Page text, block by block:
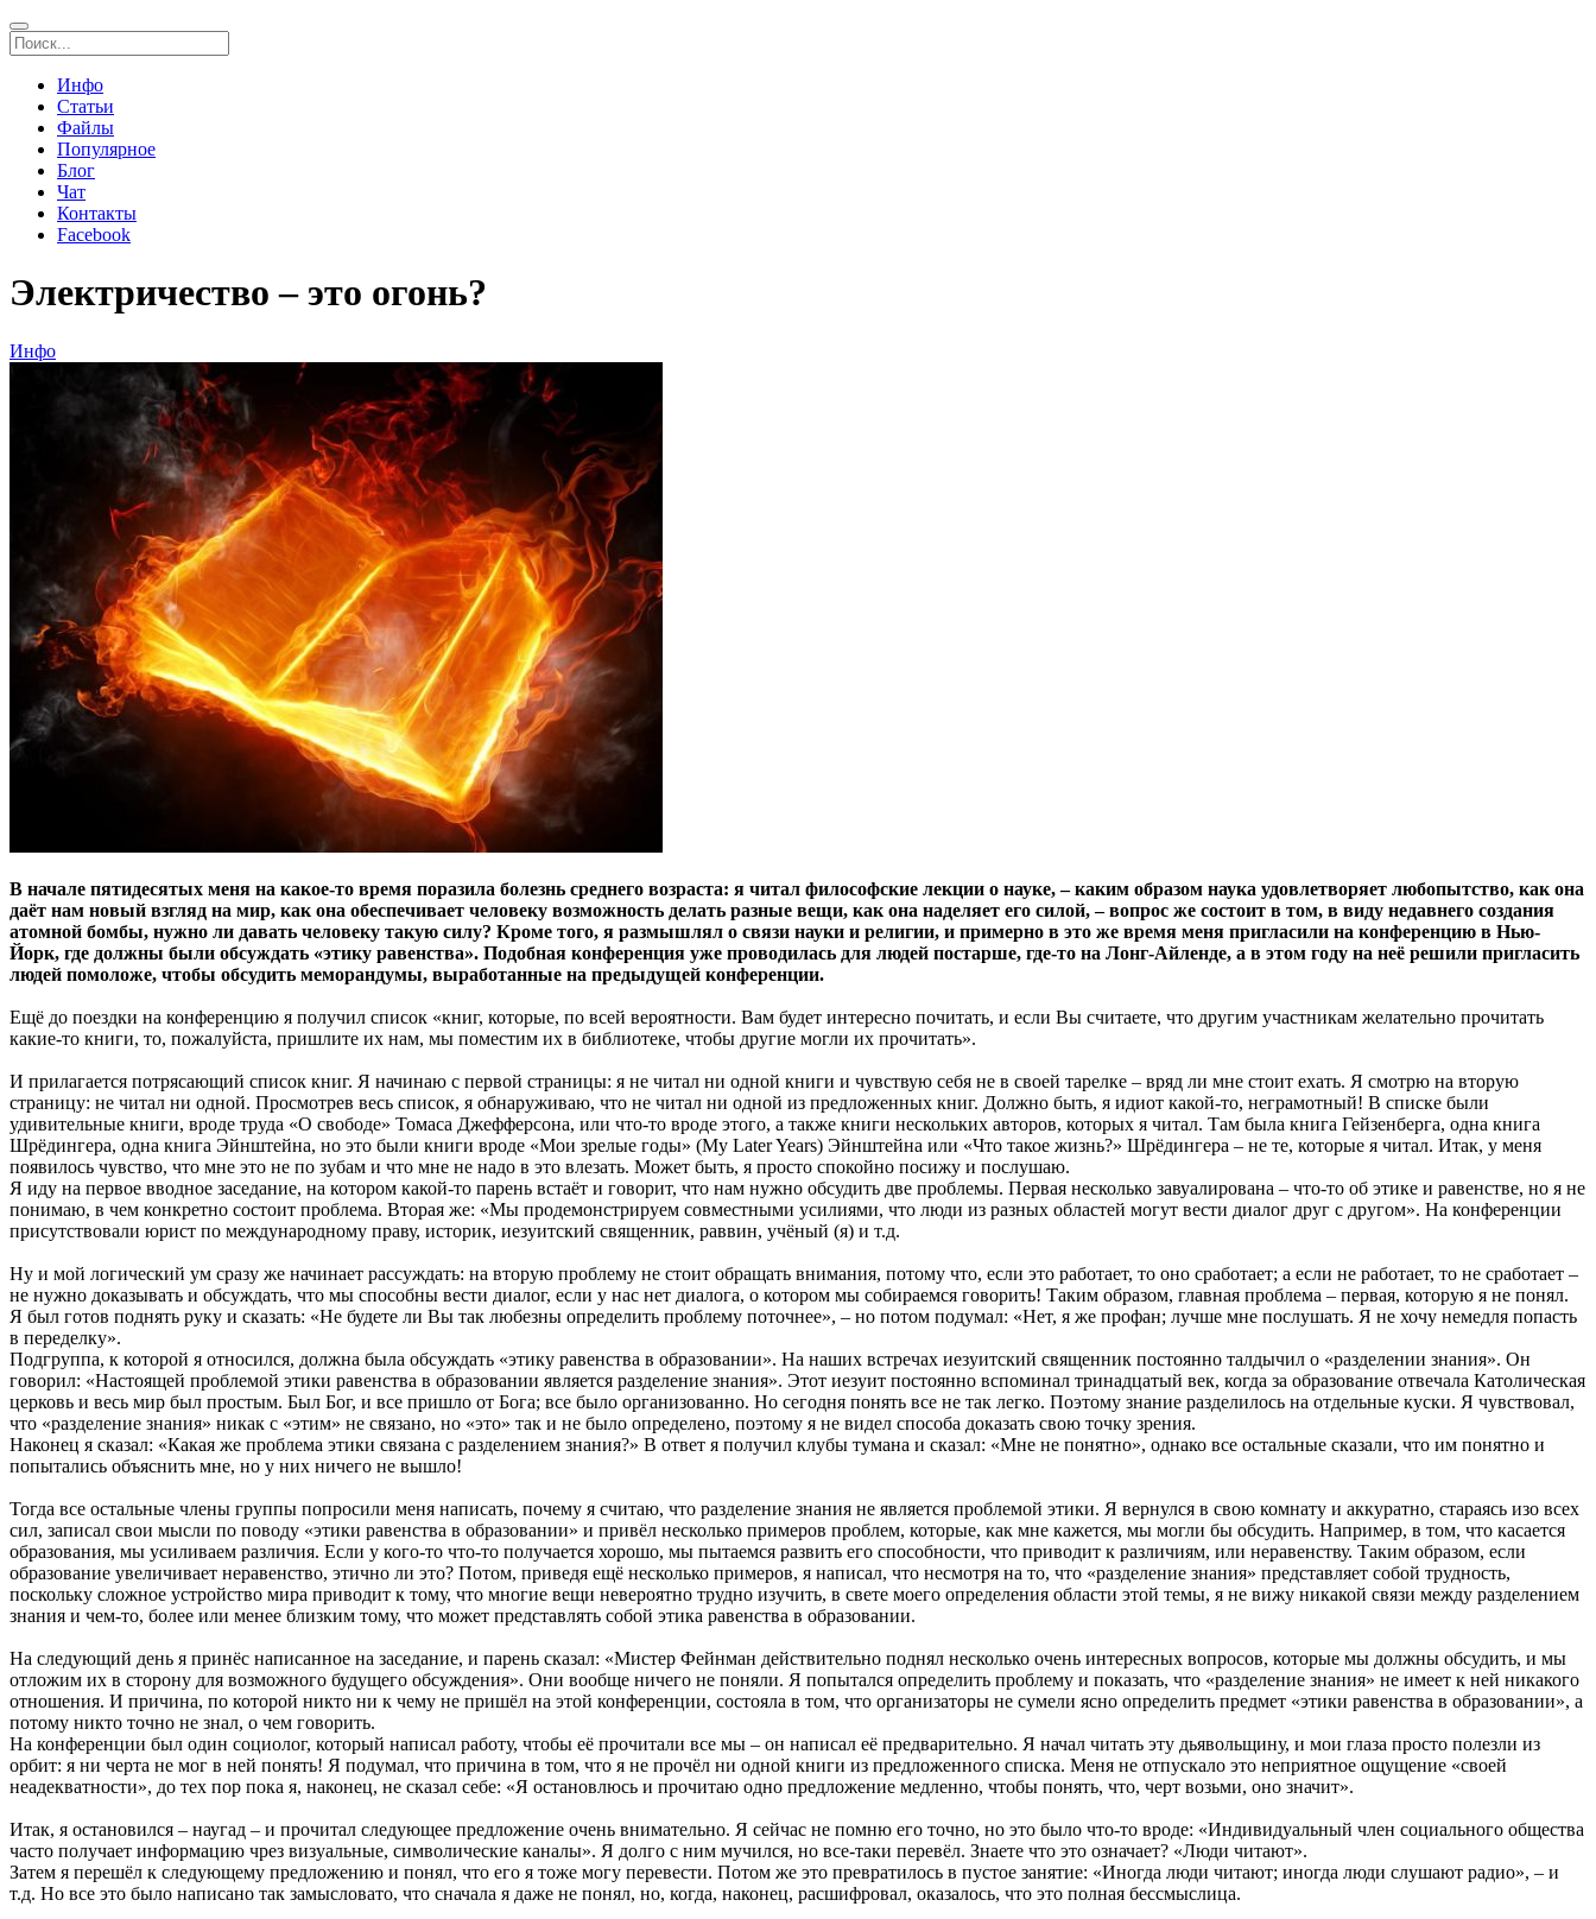
Инфо
Статьи
Файлы
Популярное
Блог
Чат
Контакты
Facebook
Электричество – это огонь?
Инфо
В начале пятидесятых меня на какое-то время поразила болезнь среднего возраста: я читал философские лекции о науке, – каким образом наука удовлетворяет любопытство, как она
даёт нам новый взгляд на мир, как она обеспечивает человеку возможность делать разные вещи, как она наделяет его силой, – вопрос же состоит в том, в виду недавнего создания
атомной бомбы, нужно ли давать человеку такую силу? Кроме того, я размышлял о связи науки и религии, и примерно в это же время меня пригласили на конференцию в Нью-
Йорк, где должны были обсуждать «этику равенства». Подобная конференция уже проводилась для людей постарше, где-то на Лонг-Айленде, а в этом году на неё решили пригласить
людей помоложе, чтобы обсудить меморандумы, выработанные на предыдущей конференции.
Ещё до поездки на конференцию я получил список «книг, которые, по всей вероятности. Вам будет интересно почитать, и если Вы считаете, что другим участникам желательно прочитать
какие-то книги, то, пожалуйста, пришлите их нам, мы поместим их в библиотеке, чтобы другие могли их прочитать».
И прилагается потрясающий список книг. Я начинаю с первой страницы: я не читал ни одной книги и чувствую себя не в своей тарелке – вряд ли мне стоит ехать. Я смотрю на вторую
страницу: не читал ни одной. Просмотрев весь список, я обнаруживаю, что не читал ни одной из предложенных книг. Должно быть, я идиот какой-то, неграмотный! В списке были
удивительные книги, вроде труда «О свободе» Томаса Джефферсона, или что-то вроде этого, а также книги нескольких авторов, которых я читал. Там была книга Гейзенберга, одна книга
Шрёдингера, одна книга Эйнштейна, но это были книги вроде «Мои зрелые годы» (My Later Years) Эйнштейна или «Что такое жизнь?» Шрёдингера – не те, которые я читал. Итак, у меня
появилось чувство, что мне это не по зубам и что мне не надо в это влезать. Может быть, я просто спокойно посижу и послушаю.
Я иду на первое вводное заседание, на котором какой-то парень встаёт и говорит, что нам нужно обсудить две проблемы. Первая несколько завуалирована – что-то об этике и равенстве, но я не
понимаю, в чем конкретно состоит проблема. Вторая же: «Мы продемонстрируем совместными усилиями, что люди из разных областей могут вести диалог друг с другом». На конференции
присутствовали юрист по международному праву, историк, иезуитский священник, раввин, учёный (я) и т.д.
Ну и мой логический ум сразу же начинает рассуждать: на вторую проблему не стоит обращать внимания, потому что, если это работает, то оно сработает; а если не работает, то не сработает –
не нужно доказывать и обсуждать, что мы способны вести диалог, если у нас нет диалога, о котором мы собираемся говорить! Таким образом, главная проблема – первая, которую я не понял.
Я был готов поднять руку и сказать: «Не будете ли Вы так любезны определить проблему поточнее», – но потом подумал: «Нет, я же профан; лучше мне послушать. Я не хочу немедля попасть
в переделку».
Подгруппа, к которой я относился, должна была обсуждать «этику равенства в образовании». На наших встречах иезуитский священник постоянно талдычил о «разделении знания». Он
говорил: «Настоящей проблемой этики равенства в образовании является разделение знания». Этот иезуит постоянно вспоминал тринадцатый век, когда за образование отвечала Католическая
церковь и весь мир был простым. Был Бог, и все пришло от Бога; все было организованно. Но сегодня понять все не так легко. Поэтому знание разделилось на отдельные куски. Я чувствовал,
что «разделение знания» никак с «этим» не связано, но «это» так и не было определено, поэтому я не видел способа доказать свою точку зрения.
Наконец я сказал: «Какая же проблема этики связана с разделением знания?» В ответ я получил клубы тумана и сказал: «Мне не понятно», однако все остальные сказали, что им понятно и
попытались объяснить мне, но у них ничего не вышло!
Тогда все остальные члены группы попросили меня написать, почему я считаю, что разделение знания не является проблемой этики. Я вернулся в свою комнату и аккуратно, стараясь изо всех
сил, записал свои мысли по поводу «этики равенства в образовании» и привёл несколько примеров проблем, которые, как мне кажется, мы могли бы обсудить. Например, в том, что касается
образования, мы усиливаем различия. Если у кого-то что-то получается хорошо, мы пытаемся развить его способности, что приводит к различиям, или неравенству. Таким образом, если
образование увеличивает неравенство, этично ли это? Потом, приведя ещё несколько примеров, я написал, что несмотря на то, что «разделение знания» представляет собой трудность,
поскольку сложное устройство мира приводит к тому, что многие вещи невероятно трудно изучить, в свете моего определения области этой темы, я не вижу никакой связи между разделением
знания и чем-то, более или менее близким тому, что может представлять собой этика равенства в образовании.
На следующий день я принёс написанное на заседание, и парень сказал: «Мистер Фейнман действительно поднял несколько очень интересных вопросов, которые мы должны обсудить, и мы
отложим их в сторону для возможного будущего обсуждения». Они вообще ничего не поняли. Я попытался определить проблему и показать, что «разделение знания» не имеет к ней никакого
отношения. И причина, по которой никто ни к чему не пришёл на этой конференции, состояла в том, что организаторы не сумели ясно определить предмет «этики равенства в образовании», а
потому никто точно не знал, о чем говорить.
На конференции был один социолог, который написал работу, чтобы её прочитали все мы – он написал её предварительно. Я начал читать эту дьявольщину, и мои глаза просто полезли из
орбит: я ни черта не мог в ней понять! Я подумал, что причина в том, что я не прочёл ни одной книги из предложенного списка. Меня не отпускало это неприятное ощущение «своей
неадекватности», до тех пор пока я, наконец, не сказал себе: «Я остановлюсь и прочитаю одно предложение медленно, чтобы понять, что, черт возьми, оно значит».
Итак, я остановился – наугад – и прочитал следующее предложение очень внимательно. Я сейчас не помню его точно, но это было что-то вроде: «Индивидуальный член социального общества
часто получает информацию чрез визуальные, символические каналы». Я долго с ним мучился, но все-таки перевёл. Знаете что это означает? «Люди читают».
Затем я перешёл к следующему предложению и понял, что его я тоже могу перевести. Потом же это превратилось в пустое занятие: «Иногда люди читают; иногда люди слушают радио», – и
т.д. Но все это было написано так замысловато, что сначала я даже не понял, но, когда, наконец, расшифровал, оказалось, что это полная бессмыслица.